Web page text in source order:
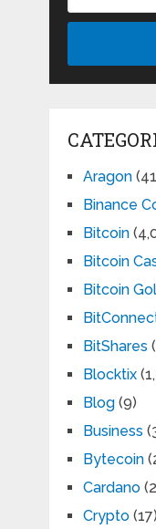
Aragon
Binance
Bitcoin
Bitcoin
Bitcoin
BitShares
Blocktix
Blog(9)
Business
Bytecoin
Cardano
Crypto(17)